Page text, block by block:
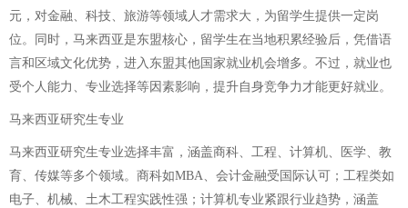
元，对金融、科技、旅游等领域人才需求大，为留学生提供一定岗
位。同时，马来西亚是东盟核心，留学生在当地积累经验后，凭借语
言和区域文化优势，进入东盟其他国家就业机会增多。不过，就业也
受个人能力、专业选择等因素影响，提升自身竞争力才能更好就业。
马来西亚研究生专业
马来西亚研究生专业选择丰富，涵盖商科、工程、计算机、医学、教
育、传媒等多个领域。商科如MBA、会计金融受国际认可；工程类如
电子、机械、土木工程实践性强；计算机专业紧跟行业趋势，涵盖